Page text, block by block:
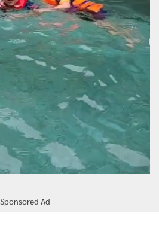
Sponsored Ad